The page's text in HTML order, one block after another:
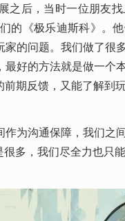
之后，当时一位朋友
的《极乐迪斯科》。
家的问题。我们做了很
好的方法就是做一个
期反馈，又能了解到
作为沟通保障，我们
多，我们尽全力也只